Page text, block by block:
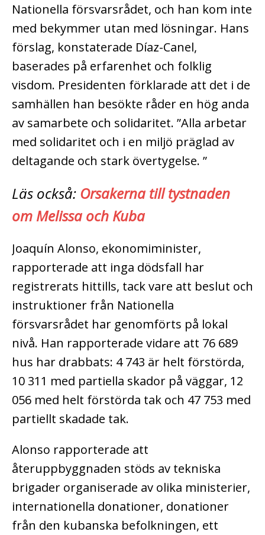
Nationella försvarsrådet, och han kom inte
med bekymmer utan med lösningar. Hans
förslag, konstaterade Díaz-Canel,
baserades på erfarenhet och folklig
visdom. Presidenten förklarade att det i de
samhällen han besökte råder en hög anda
av samarbete och solidaritet. ”Alla arbetar
med solidaritet och i en miljö präglad av
deltagande och stark övertygelse. ”
Läs också: Orsakerna till tystnaden
om Melissa och Kuba
Joaquín Alonso, ekonomiminister,
rapporterade att inga dödsfall har
registrerats hittills, tack vare att beslut och
instruktioner från Nationella
försvarsrådet har genomförts på lokal
nivå. Han rapporterade vidare att 76 689
hus har drabbats: 4 743 är helt förstörda,
10 311 med partiella skador på väggar, 12
056 med helt förstörda tak och 47 753 med
partiellt skadade tak.
Alonso rapporterade att
återuppbyggnaden stöds av tekniska
brigader organiserade av olika ministerier,
internationella donationer, donationer
från den kubanska befolkningen, ett